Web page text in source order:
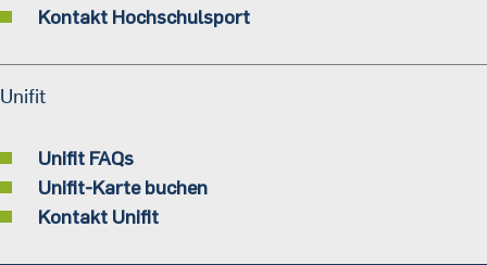
Kontakt Hochschulsport
Unifit
Unifit FAQs
Unifit-Karte buchen
Kontakt Unifit